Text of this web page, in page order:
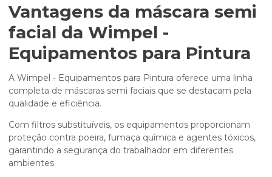
Vantagens da máscara semi
facial da Wimpel -
Equipamentos para Pintura
A Wimpel - Equipamentos para Pintura oferece uma linha
completa de máscaras semi faciais que se destacam pela
qualidade e eficiência.
Com filtros substituíveis, os equipamentos proporcionam
proteção contra poeira, fumaça química e agentes tóxicos,
garantindo a segurança do trabalhador em diferentes
ambientes.